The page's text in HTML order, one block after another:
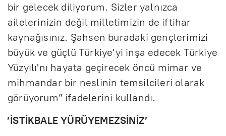
bir gelecek diliyorum. Sizler yalnızca
ailelerinizin değil milletimizin de iftihar
kaynağısınız. Şahsen buradaki gençlerimizi
büyük ve güçlü Türkiye'yi inşa edecek Türkiye
Yüzyılı'nı hayata geçirecek öncü mimar ve
mihmandar bir neslinin temsilcileri olarak
görüyorum” ifadelerini kullandı.
‘İSTİKBALE YÜRÜYEMEZSİNİZ’